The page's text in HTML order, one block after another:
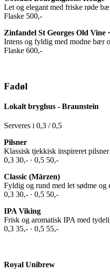
Let og elegant med friske røde
Flaske 500,-
Zinfandel St Georges Old Vine
Intens og fyldig med modne bær
Flaske 600,-
Fadøl
Lokalt bryghus - Braunstein
Serveres i 0,3 / 0,5
Pilsner
Klassisk tjekkisk inspireret
0,3 30,- · 0,5 50,-
Classic (Märzen)
Fyldig og rund med let sødme og
0,3 30,- · 0,5 50,-
IPA Viking
Frisk og aromatisk IPA med
0,3 35,- · 0,5 55,-
Royal Unibrew